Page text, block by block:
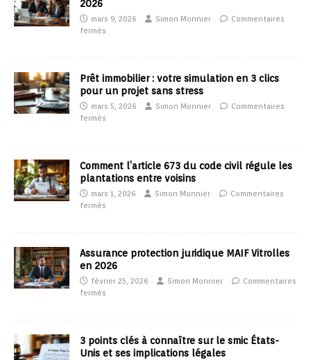
2026
mars 9, 2026 Simon Monnier
Commentaires
fermés
Prêt immobilier : votre simulation en 3 clics
pour un projet sans stress
mars 5, 2026 Simon Monnier
Commentaires
fermés
Comment l’article 673 du code civil régule les
plantations entre voisins
mars 1, 2026 Simon Monnier
Commentaires
fermés
Assurance protection juridique MAIF Vitrolles
en 2026
février 25, 2026 Simon Monnier
Commentaires
fermés
3 points clés à connaître sur le smic États-
Unis et ses implications légales